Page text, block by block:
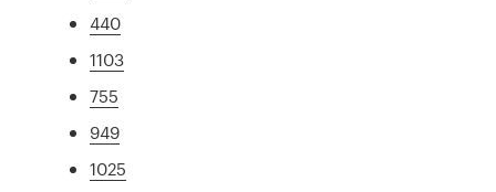
440
1103
755
949
1025